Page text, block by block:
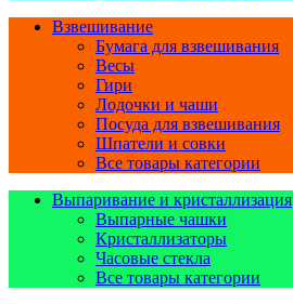
Взвешивание
Бумага для взвешивания
Весы
Гири
Лодочки и чаши
Посуда для взвешивания
Шпатели и совки
Все товары категории
Выпаривание и кристаллизация
Выпарные чашки
Кристаллизаторы
Часовые стекла
Все товары категории